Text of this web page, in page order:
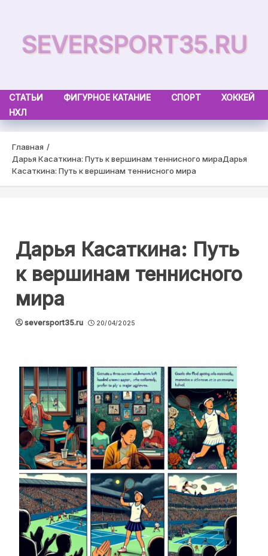
contentSEVERSPORT35.RU
СТАТЬИ ФИГУРНОЕ КАТАНИЕ СПОРТ
ХОККЕЙ
НХЛ
Главная
Дарья Касаткина: Путь к вершинам теннисного мираДарья
Касаткина: Путь к вершинам теннисного мира
Дарья Касаткина: Путь
к вершинам теннисного
мира
seversport35.ru 20/04/2025